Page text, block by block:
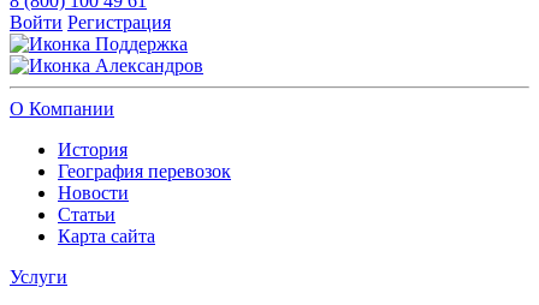
Войти Регистрация
Поддержка
Александров
О Компании
История
География перевозок
Новости
Статьи
Карта сайта
Услуги